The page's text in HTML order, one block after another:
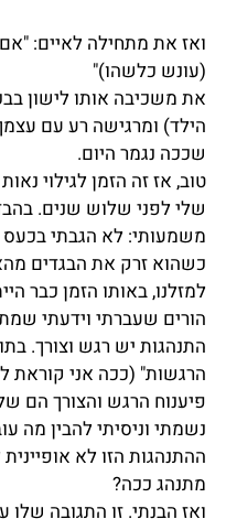
ואז את מתחילה לאיים:
(עונש כלשהו)"
את משכיבה אותו לישון
הילד) ומרגישה רע עם
שככה נגמר היום.
טוב, אז זה הזמן לגילוי
שלי לפני שלוש שנים.
משמעותי: לא הגבתי בכעס
כשהוא זרק את הבגדים
למזלנו, באותו הזמן כבר
הורים שעברתי וידעתי
התנהגות יש רגש וצורך.
הרגשות" (ככה אני קוראת
פיענוח הרגש והצורך הם
נשמתי וניסיתי להבין מה
ההתנהגות הזו לא
מתנהג ככה?
ואז הבנתי. זו התגובה שלו